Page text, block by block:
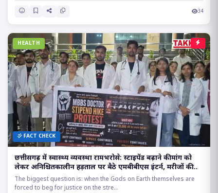
34
HEALTH
FACT CHECK
छत्तीसगढ़ में स्वास्थ्य व्यवस्था रामभरोसे: स्टाइपेंड बढ़ाने की मांग को
लेकर अनिश्चितकालीन हड़ताल पर बैठे एमबीबीएस इंटर्न, मरीजों की
सांसों पर संकट!!
The biggest question is: when the Gods on Earth themselves are
forced to beg for justice on the stre...